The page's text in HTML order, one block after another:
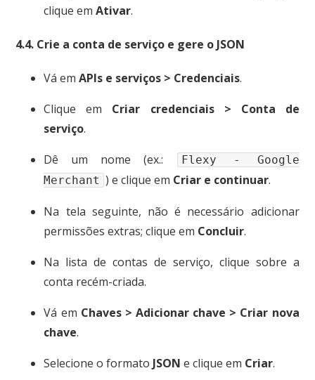
clique emAtivar.
4.4. Crie a conta de serviço e gere o JSON
Vá emAPIs e serviços > Credenciais.
Clique em Criar credenciais > Conta de
serviço.
Dê um nome (ex.:
Flexy - Google
Merchant ) e clique em Criar e continuar.
Na tela seguinte, não é necessário adicionar
permissões extras; clique em Concluir.
Na lista de contas de serviço, clique sobre a
conta recém-criada.
Vá em Chaves > Adicionar chave > Criar nova
chave.
Selecione o formatoJSON e clique em Criar.